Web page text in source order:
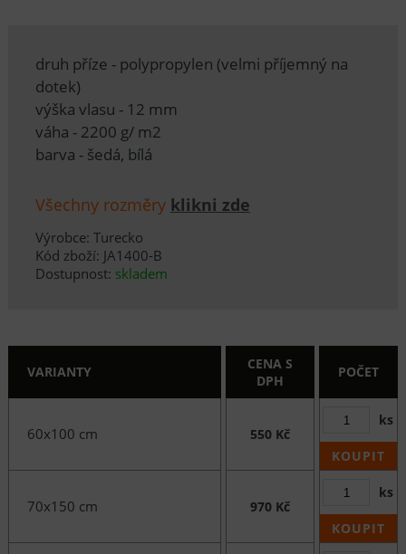
druh příze - polypropylen (velmi příjemný na
dotek)
výška vlasu - 12 mm
váha - 2200 g/ m2
barva - šedá, bílá
Všechny rozměry klikni zde
Výrobce: Turecko
Kód zboží: JA1400-B
Dostupnost: skladem
VARIANTY
CENA S
DPH
POČET
60x100 cm 550 Kč
ks
KOUPIT
70x150 cm 970 Kč
ks
KOUPIT